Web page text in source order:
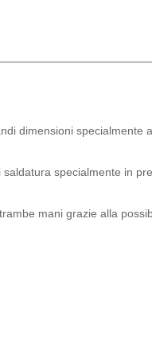
dimensioni specialmente
specialmente in
mani grazie alla